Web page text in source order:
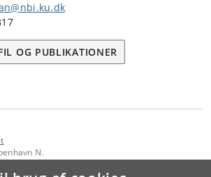
OG PUBLIKATIONER
N.